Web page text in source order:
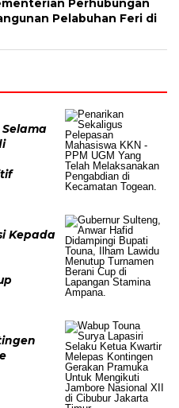
Perhubungan
Pelabuhan Feri di
Kepada